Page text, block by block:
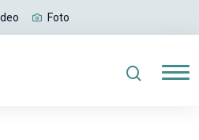
Foto